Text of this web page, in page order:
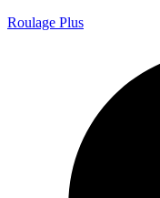
Roulage Plus